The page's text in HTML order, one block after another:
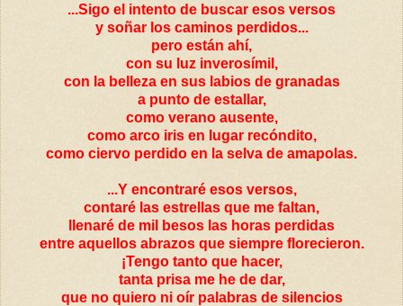
...Sigo el intento de buscar esos versos
y soñar los caminos perdidos...
pero están ahí,
con su luz inverosímil,
con la belleza en sus labios de granadas
a punto de estallar,
como verano ausente,
como arco iris en lugar recóndito,
como ciervo perdido en la selva de amapolas.
...Y encontraré esos versos,
contaré las estrellas que me faltan,
llenaré de mil besos las horas perdidas
entre aquellos abrazos que siempre florecieron.
¡Tengo tanto que hacer,
tanta prisa me he de dar,
que no quiero ni oír palabras de silencios